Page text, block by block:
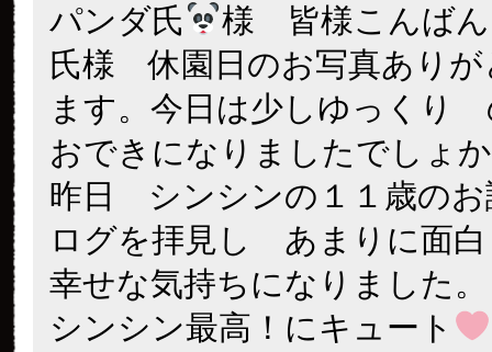
パンダ氏
様 皆様こんば
氏様 休園日のお写真ありが
ます。今日は少しゆっくり
おできになりましたでしょ
昨日 シンシンの１１歳のお
ログを拝見し あまりに面
幸せな気持ちになりました。
シンシン最高！にキュート